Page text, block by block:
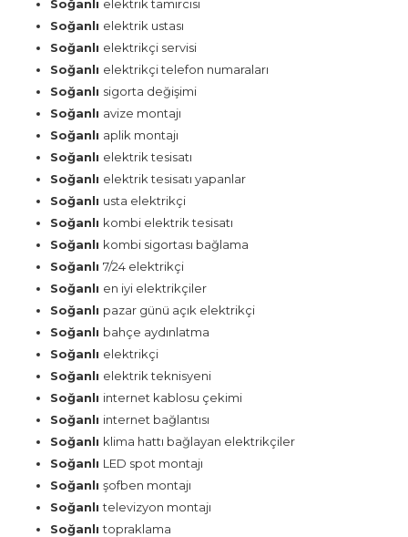
Soğanlı elektrik tamircisi
Soğanlı elektrik ustası
Soğanlı elektrikçi servisi
Soğanlı elektrikçi telefon numaraları
Soğanlı sigorta değişimi
Soğanlı avize montajı
Soğanlı aplik montajı
Soğanlı elektrik tesisatı
Soğanlı elektrik tesisatı yapanlar
Soğanlı usta elektrikçi
Soğanlı kombi elektrik tesisatı
Soğanlı kombi sigortası bağlama
Soğanlı 7/24 elektrikçi
Soğanlı en iyi elektrikçiler
Soğanlı pazar günü açık elektrikçi
Soğanlı bahçe aydınlatma
Soğanlı elektrikçi
Soğanlı elektrik teknisyeni
Soğanlı internet kablosu çekimi
Soğanlı internet bağlantısı
Soğanlı klima hattı bağlayan elektrikçiler
Soğanlı LED spot montajı
Soğanlı şofben montajı
Soğanlıtelevizyon montajı
Soğanlıtopraklama